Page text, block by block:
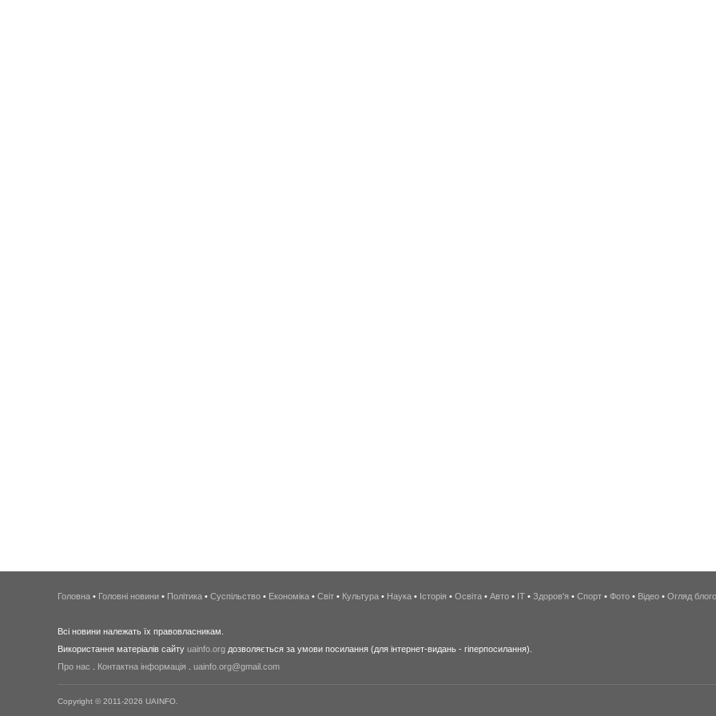
Головна • Головні новини • Політика • Суспільство • Економіка • Світ • Культура • Наука • Історія • Освіта • Авто • IT • Здоров'я • Спорт • Фото • Відео • Огляд
Всі новини належать їх правовласникам.
Використання матеріалів сайту uainfo.org дозволяється за умови посилання (для інтернет-видань - гіперпосилання).
Про нас
Контактна інформація uainfo.org@gmail.com
Copyright © 2011-2026 UAINFO.